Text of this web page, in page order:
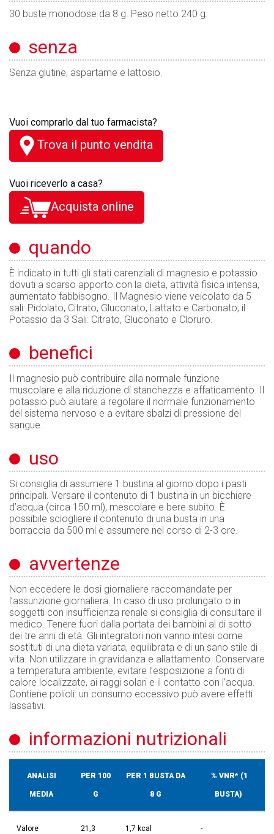
30 buste monodose da 8 g. Peso netto 240 g.
senza
Senza glutine, aspartame e lattosio.
Vuoi comprarlo dal tuo farmacista?
Trova il punto vendita
Vuoi riceverlo a casa?
Acquista online
quando
È indicato in tutti gli stati carenziali di magnesio e potassio
dovuti a scarso apporto con la dieta, attività fisica intensa,
aumentato fabbisogno. Il Magnesio viene veicolato da 5
sali: Pidolato, Citrato, Gluconato, Lattato e Carbonato; il
Potassio da 3 Sali: Citrato, Gluconato e Cloruro.
benefici
Il magnesio può contribuire alla normale funzione
muscolare e alla riduzione di stanchezza e affaticamento. Il
potassio può aiutare a regolare il normale funzionamento
del sistema nervoso e a evitare sbalzi di pressione del
sangue.
uso
Si consiglia di assumere 1 bustina al giorno dopo i pasti
principali. Versare il contenuto di 1 bustina in un bicchiere
d’acqua (circa 150 ml), mescolare e bere subito. È
possibile sciogliere il contenuto di una busta in una
borraccia da 500 ml e assumere nel corso di 2-3 ore.
avvertenze
Non eccedere le dosi giornaliere raccomandate per
l’assunzione giornaliera. In caso di uso prolungato o in
soggetti con insufficienza renale si consiglia di consultare il
medico. Tenere fuori dalla portata dei bambini al di sotto
dei tre anni di età. Gli integratori non vanno intesi come
sostituti di una dieta variata, equilibrata e di un sano stile di
vita. Non utilizzare in gravidanza e allattamento. Conservare
a temperatura ambiente, evitare l’esposizione a fonti di
calore localizzate, ai raggi solari e il contatto con l’acqua.
Contiene polioli: un consumo eccessivo può avere effetti
lassativi.
informazioni nutrizionali
ANALISI
MEDIA
PER 100
G
PER 1 BUSTA DA
8 G
% VNR* (1
BUSTA)
Valore 21,3 1,7 kcal -